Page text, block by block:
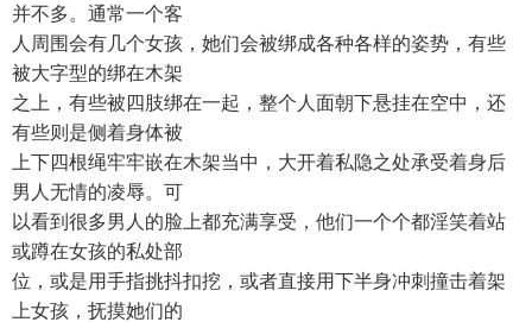
并不多。通常一个客
人周围会有几个女孩，她们会被绑成各种各样的姿势，有些
被大字型的绑在木架
之上，有些被四肢绑在一起，整个人面朝下悬挂在空中，还
有些则是侧着身体被
上下四根绳牢牢嵌在木架当中，大开着私隐之处承受着身后
男人无情的凌辱。可
以看到很多男人的脸上都充满享受，他们一个个都淫笑着站
或蹲在女孩的私处部
位，或是用手指挑抖扣挖，或者直接用下半身冲刺撞击着架
上女孩，抚摸她们的